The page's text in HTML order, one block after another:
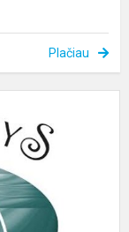
Plačiau